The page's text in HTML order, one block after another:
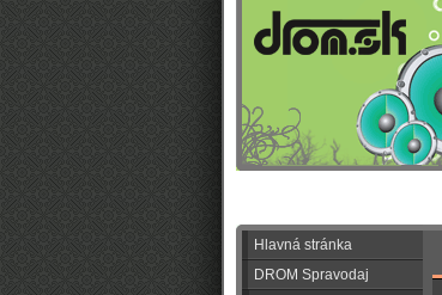
Hlavná stránka
DROM Spravodaj